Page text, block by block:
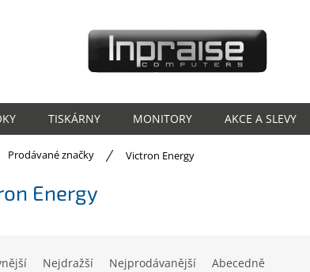
TISKÁRNY MONITORY AKCE A SLEVY
Prodávané značky Victron Energy
Energy
Nejdražší Nejprodávanější Abecedně